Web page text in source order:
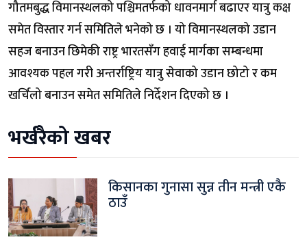
गौतमबुद्ध विमानस्थलको पश्चिमतर्फको धावनमार्ग बढाएर यात्रु कक्ष
समेत विस्तार गर्न समितिले भनेको छ । यो विमानस्थलको उडान
सहज बनाउन छिमेकी राष्ट्र भारतसँग हवाई मार्गका सम्बन्धमा
आवश्यक पहल गरी अन्तर्राष्ट्रिय यात्रु सेवाको उडान छोटो र कम
खर्चिलो बनाउन समेत समितिले निर्देशन दिएको छ ।
भर्खरैको खबर
किसानका गुनासा सुन्न तीन मन्त्री एकै
ठाउँ